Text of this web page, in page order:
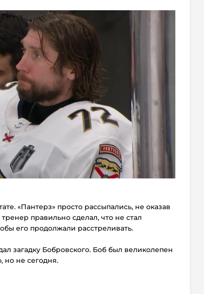
«Пантерз» просто рассыпались, не оказав
правильно сделал, что не стал
его продолжали расстреливать.
загадку Бобровского. Боб был великолепен
но не сегодня.